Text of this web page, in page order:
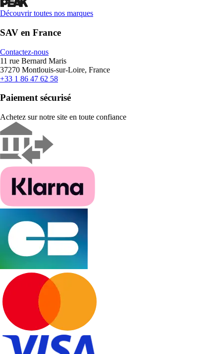
Découvrir toutes nos marques
SAV en France
Contactez-nous
11 rue Bernard Maris
37270 Montlouis-sur-Loire, France
+33 1 86 47 62 58
Paiement sécurisé
Achetez sur notre site en toute confiance